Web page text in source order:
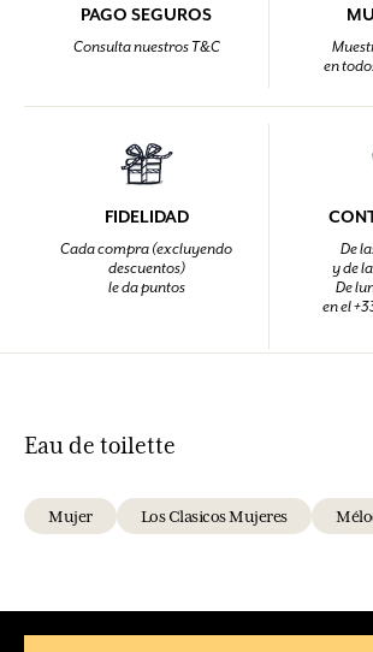
PAGO SEGUROS
Consulta nuestros T&C
en
FIDELIDAD
Cada compra (excluyendo
descuentos)
le da puntos
De
y de
De
en el
Eau de toilette
Mujer Los Clasicos Mujeres